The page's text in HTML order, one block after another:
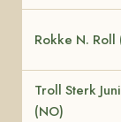
Rokke N. Roll
Troll Sterk
(NO)